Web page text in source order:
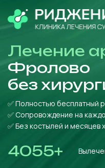
Лечение
Фролово
без
✅ Полностью бесплатный
✅ Сопровождение на
✅ Без костылей и месяцев
4055+